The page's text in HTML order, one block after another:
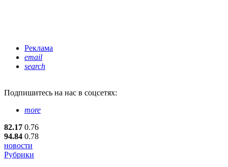
Реклама
email
search
Подпишитесь на нас в соцсетях:
more
82.17 0.76
94.84 0.78
новости
Рубрики